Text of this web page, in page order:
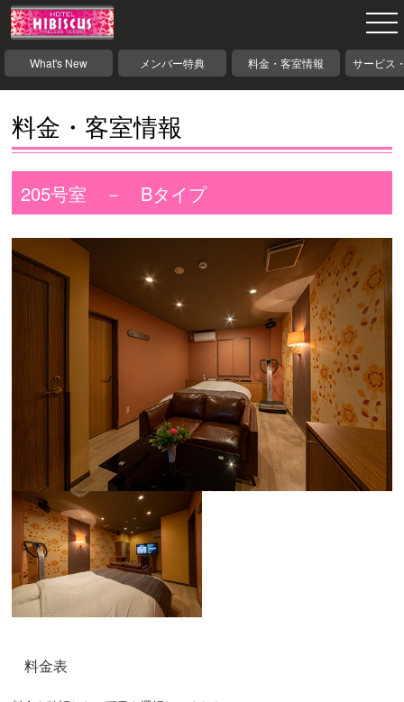
What's New メンバー特典 料金・客室情報 サービス
料金・客室情報
205号室 － Bタイプ
料金表